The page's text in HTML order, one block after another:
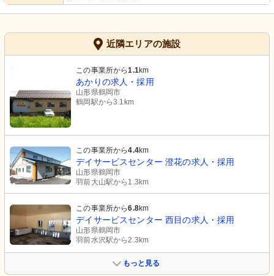
近隣エリアの施設
この事業所から1.1km
あかりの求人・採用
山形県鶴岡市
鶴岡駅から3.1km
この事業所から4.4km
デイサービスセンター 澄花の求人・採用
山形県鶴岡市
羽前大山駅から1.3km
この事業所から6.8km
デイサービスセンター 西目の求人・採用
山形県鶴岡市
羽前水沢駅から2.3km
もっと見る